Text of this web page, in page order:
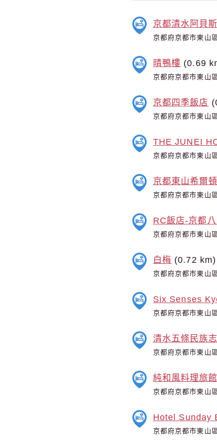
京都清水阿貝
京都府京都市東山
晴鴨樓 (0.69
京都府京都市東山
京都四季飯店
京都府京都市東山
THE JUNEI
京都府京都市東山
京都東山希爾
京都府京都市東山
RC飯店-京都
京都府京都市東山
白梅 (0.72 km)
京都府京都市東山
Six Senses
京都府京都市東山
清水五條民族
京都府京都市東山
純和風料理旅
京都府京都市東山
Hotel Sunday
京都府京都市東山